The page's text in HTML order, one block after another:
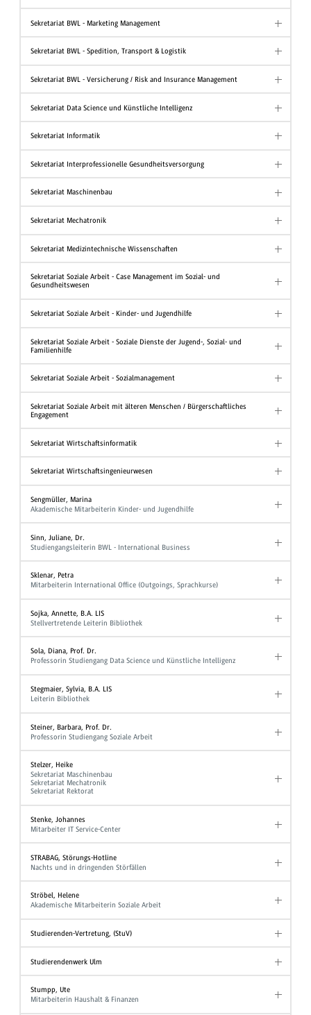
Sekretariat BWL - Marketing Management
Sekretariat BWL - Spedition, Transport & Logistik
Sekretariat BWL - Versicherung / Risk and Insurance Management
Sekretariat Data Science und Künstliche Intelligenz
Sekretariat Informatik
Sekretariat Interprofessionelle Gesundheitsversorgung
Sekretariat Maschinenbau
Sekretariat Mechatronik
Sekretariat Medizintechnische Wissenschaften
Sekretariat Soziale Arbeit - Case Management im Sozial- und
Gesundheitswesen
Sekretariat Soziale Arbeit - Kinder- und Jugendhilfe
Sekretariat Soziale Arbeit - Soziale Dienste der Jugend-, Sozial- und
Familienhilfe
Sekretariat Soziale Arbeit - Sozialmanagement
Sekretariat Soziale Arbeit mit älteren Menschen / Bürgerschaftliches
Engagement
Sekretariat Wirtschaftsinformatik
Sekretariat Wirtschaftsingenieurwesen
Sengmüller, Marina
Akademische Mitarbeiterin Kinder- und Jugendhilfe
Sinn, Juliane, Dr.
Studiengangsleiterin BWL - International Business
Sklenar, Petra
Mitarbeiterin International Office (Outgoings, Sprachkurse)
Sojka, Annette, B.A. LIS
Stellvertretende Leiterin Bibliothek
Sola, Diana, Prof. Dr.
Professorin Studiengang Data Science und Künstliche Intelligenz
Stegmaier, Sylvia, B.A. LIS
Leiterin Bibliothek
Steiner, Barbara, Prof. Dr.
Professorin Studiengang Soziale Arbeit
Stelzer, Heike
Sekretariat Maschinenbau
Sekretariat Mechatronik
Sekretariat Rektorat
Stenke, Johannes
Mitarbeiter IT Service-Center
STRABAG, Störungs-Hotline
Nachts und in dringenden Störfällen
Ströbel, Helene
Akademische Mitarbeiterin Soziale Arbeit
Studierenden-Vertretung, (StuV)
Studierendenwerk Ulm
Stumpp, Ute
Mitarbeiterin Haushalt & Finanzen